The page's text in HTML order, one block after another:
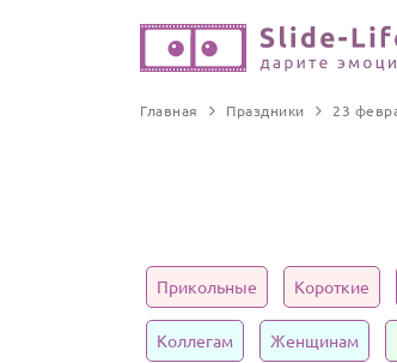
Главная Праздники 23
Прикольные Короткие
Коллегам Женщинам